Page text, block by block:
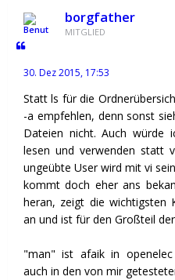
borgfather
MITGLIED
30. Dez 2015, 17:53
Statt ls für die
-a empfehlen, denn sonst
Dateien nicht. Auch würde
lesen und verwenden statt
ungeübte User wird mit vi
kommt doch eher ans
heran, zeigt die wichtigsten
an und ist für den Großteil
"man" ist afaik in
auch in den von mir